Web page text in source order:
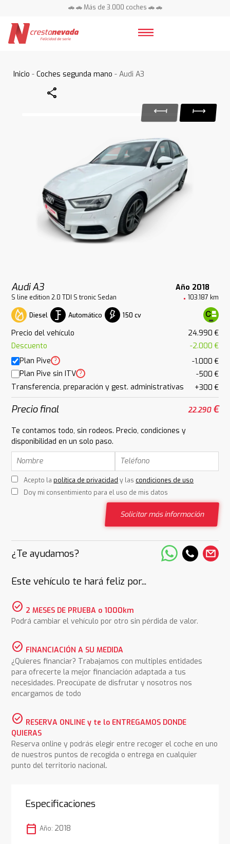
🚗 🚗 Más de 3.000 coches 🚗 🚗
Inicio -Coches segunda mano - Audi A3
Share
Audi A3 Año 2018
S line edition 2.0 TDI S tronic Sedan 103.187 km
Diesel Automático 150 cv
Precio del vehículo
24.990 €
Descuento
-2.000 €
Plan Pive ?
-1.000 €
Plan Pive sin ITV ?
-500 €
Transferencia, preparación y gest. administrativas
+300 €
Precio final 22.290€
Te contamos todo, sin rodeos. Precio, condiciones y
disponibilidad en un solo paso.
Acepto la política de privacidad y las condiciones de uso
Doy mi consentimiento para el uso de mis datos
Solicitar más información
¿Te ayudamos?
Este vehículo te hará feliz por...
check_circle 2 MESES DE PRUEBA o 1000km
Podrá cambiar el vehículo por otro sin pérdida de valor.
check_circle FINANCIACIÓN A SU MEDIDA
¿Quieres financiar? Trabajamos con multiples entidades
para ofrecerte la mejor financiación adaptada a tus
necesidades. Preocúpate de disfrutar y nosotros nos
encargamos de todo
check_circle RESERVA ONLINE y te lo ENTREGAMOS DONDE
QUIERAS
Reserva online y podrás elegir entre recoger el coche en uno
de nuestros puntos de recogida o entrega en cualquier
punto del territorio nacional.
Especificaciones
calendar_today Año: 2018